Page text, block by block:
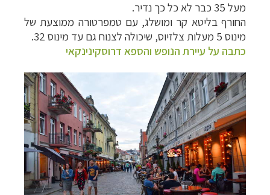
מעל 35 כבר לא כל כך נדיר.
החורף בליטא קר ומושלג, עם טמפרטורה ממוצעת של
מינוס 5 מעלות צלזיוס, שיכולה לצנוח גם עד מינוס 32.
כתבה על עיירת הנופש והספא דרוסקינינקאי